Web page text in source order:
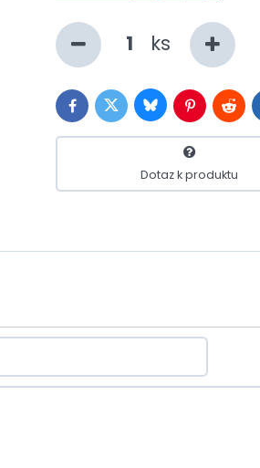
ks
FacebookTwitterBlueskyPinterest
Dotaz k produktu